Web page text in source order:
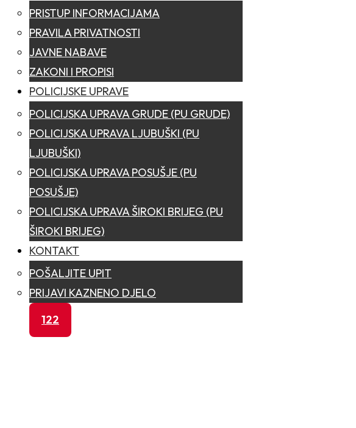
PRISTUP INFORMACIJAMA
PRAVILA PRIVATNOSTI
JAVNE NABAVE
ZAKONI I PROPISI
POLICIJSKE UPRAVE
POLICIJSKA UPRAVA GRUDE (PU GRUDE)
POLICIJSKA UPRAVA LJUBUŠKI (PU
LJUBUŠKI)
POLICIJSKA UPRAVA POSUŠJE (PU
POSUŠJE)
POLICIJSKA UPRAVA ŠIROKI BRIJEG (PU
ŠIROKI BRIJEG)
KONTAKT
POŠALJITE UPIT
PRIJAVI KAZNENO DJELO
122